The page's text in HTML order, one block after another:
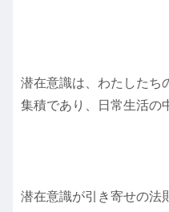
潜在意識は、わたしたち
集積であり、日常生活の
潜在意識が引き寄せの法